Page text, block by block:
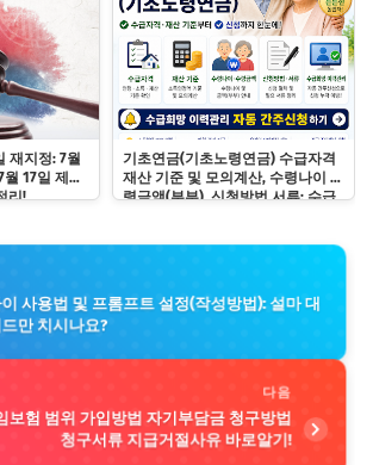
재지정: 7월
17일 제헌
리!
기초연금(기초노령연금) 수급자격
재산 기준 및 모의계산, 수령나이 수
령금액(부부), 신청방법 서류: 수급
사용법 및 프롬프트 설정(작성방법): 설마 대
만 치시나요?
다음
보험 범위 가입방법 자기부담금 청구방법
청구서류 지급거절사유 바로알기!